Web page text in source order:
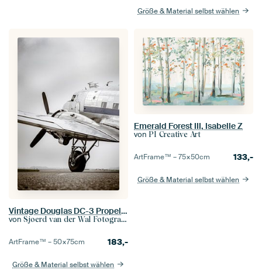
Größe & Material selbst wählen
Vintage Douglas DC-3 Propeller Flugzeug
von Sjoerd van der Wal Fotografie
ArtFrame™ –50×75cm 183,-
Größe & Material selbst wählen
Emerald Forest III, Isabelle Z
von PI Creative Art
ArtFrame™ –75×50cm 133,-
Größe & Material selbst wählen